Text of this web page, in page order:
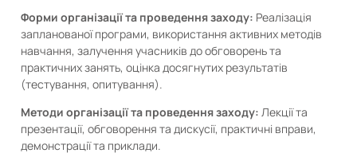
Форми організації та проведення заходу: Реалізація
запланованої програми, використання активних методів
навчання, залучення учасників до обговорень та
практичних занять, оцінка досягнутих результатів
(тестування, опитування).
Методи організації та проведення заходу: Лекції та
презентації, обговорення та дискусії, практичні вправи,
демонстрації та приклади.